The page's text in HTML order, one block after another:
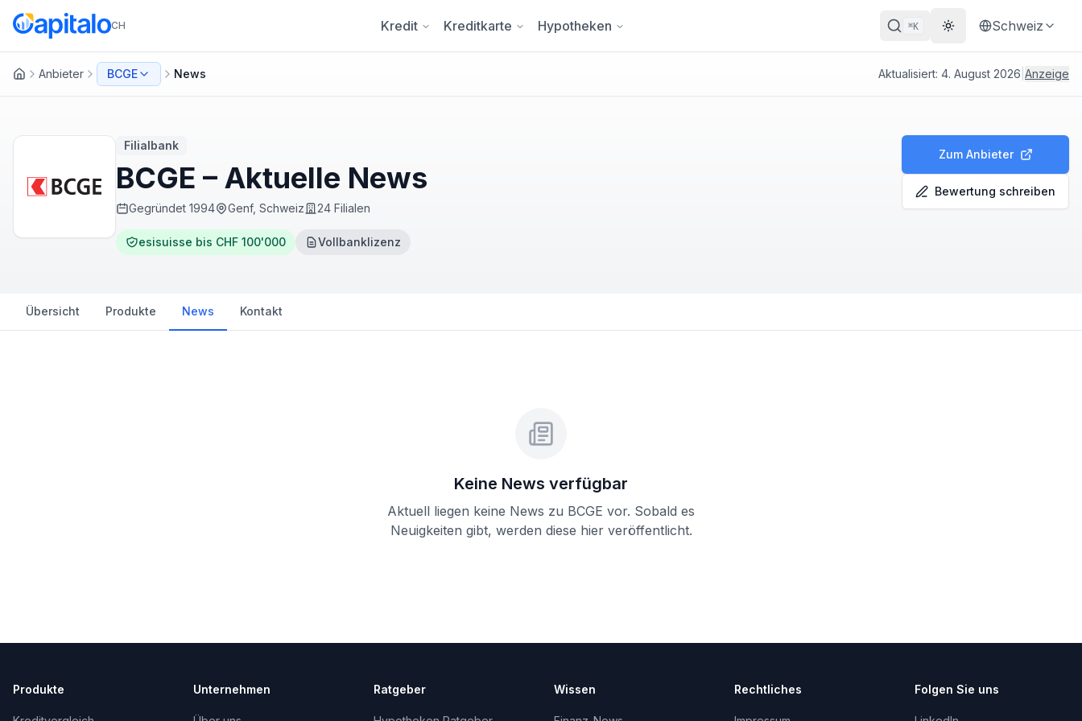
CH Kredit Kreditkarte Hypotheken ⌘K Theme wechseln
Schweiz
Anbieter BCGE News Aktualisiert: 4. August 2026 Anzeige
Filialbank
BCGE – Aktuelle News
Gegründet 1994 Genf, Schweiz 24 Filialen
esisuisse bis CHF 100'000 Vollbanklizenz
Zum Anbieter
Bewertung schreiben
Übersicht Produkte News Kontakt
Keine News verfügbar
Aktuell liegen keine News zu BCGE vor. Sobald es
Neuigkeiten gibt, werden diese hier veröffentlicht.
Produkte Unternehmen Ratgeber Wissen Rechtliches Folgen Sie uns